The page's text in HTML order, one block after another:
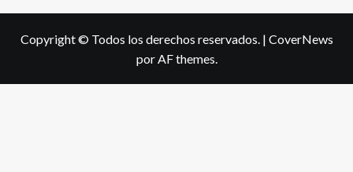
Copyright © Todos los derechos reservados. | CoverNews
por AF themes.